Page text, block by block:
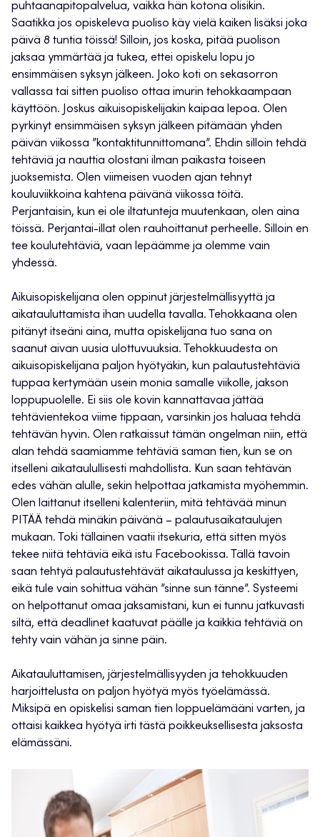
puhtaanapitopalvelua, vaikka hän kotona olisikin.
Saatikka jos opiskeleva puoliso käy vielä kaiken lisäksi joka
päivä 8 tuntia töissä! Silloin, jos koska, pitää puolison
jaksaa ymmärtää ja tukea, ettei opiskelu lopu jo
ensimmäisen syksyn jälkeen. Joko koti on sekasorron
vallassa tai sitten puoliso ottaa imurin tehokkaampaan
käyttöön. Joskus aikuisopiskelijakin kaipaa lepoa. Olen
pyrkinyt ensimmäisen syksyn jälkeen pitämään yhden
päivän viikossa ”kontaktitunnittomana”. Ehdin silloin tehdä
tehtäviä ja nauttia olostani ilman paikasta toiseen
juoksemista. Olen viimeisen vuoden ajan tehnyt
kouluviikkoina kahtena päivänä viikossa töitä.
Perjantaisin, kun ei ole iltatunteja muutenkaan, olen aina
töissä. Perjantai-illat olen rauhoittanut perheelle. Silloin en
tee koulutehtäviä, vaan lepäämme ja olemme vain
yhdessä.
Aikuisopiskelijana olen oppinut järjestelmällisyyttä ja
aikatauluttamista ihan uudella tavalla. Tehokkaana olen
pitänyt itseäni aina, mutta opiskelijana tuo sana on
saanut aivan uusia ulottuvuuksia. Tehokkuudesta on
aikuisopiskelijana paljon hyötyäkin, kun palautustehtäviä
tuppaa kertymään usein monia samalle viikolle, jakson
loppupuolelle. Ei siis ole kovin kannattavaa jättää
tehtävientekoa viime tippaan, varsinkin jos haluaa tehdä
tehtävän hyvin. Olen ratkaissut tämän ongelman niin, että
alan tehdä saamiamme tehtäviä saman tien, kun se on
itselleni aikataulullisesti mahdollista. Kun saan tehtävän
edes vähän alulle, sekin helpottaa jatkamista myöhemmin.
Olen laittanut itselleni kalenteriin, mitä tehtävää minun
PITÄÄ tehdä minäkin päivänä – palautusaikataulujen
mukaan. Toki tällainen vaatii itsekuria, että sitten myös
tekee niitä tehtäviä eikä istu Facebookissa. Tällä tavoin
saan tehtyä palautustehtävät aikataulussa ja keskittyen,
eikä tule vain sohittua vähän ”sinne sun tänne”. Systeemi
on helpottanut omaa jaksamistani, kun ei tunnu jatkuvasti
siltä, että deadlinet kaatuvat päälle ja kaikkia tehtäviä on
tehty vain vähän ja sinne päin.
Aikatauluttamisen, järjestelmällisyyden ja tehokkuuden
harjoittelusta on paljon hyötyä myös työelämässä.
Miksipä en opiskelisi saman tien loppuelämääni varten, ja
ottaisi kaikkea hyötyä irti tästä poikkeuksellisesta jaksosta
elämässäni.